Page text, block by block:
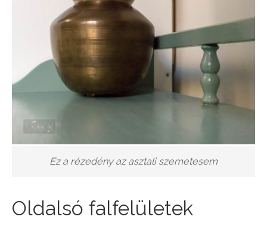
Ez a rézedény az asztali szemetesem
Oldalsó falfelületek